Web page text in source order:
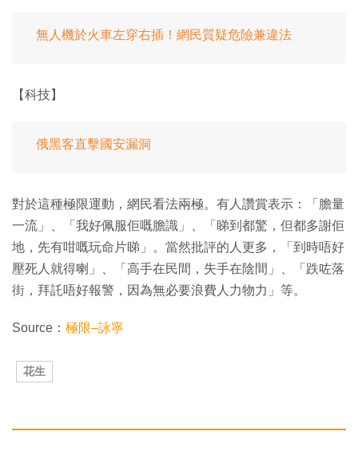
無人機於火車左穿右插！網民質疑危險兼違法
【科技】
俄黑客直擊國安漏洞
對於這種極限運動，網民看法兩極。有人讚賞表示：「膽量
一流」、「我好佩服佢嘅膽識」、「睇到都驚，但都多謝佢
地，先有咁嘅玩命片睇」。當然批評的人更多，「到時唔好
壓死人就得喇」、「高手在民間，失手在陰間」、「跌咗落
街，拜託唔好報警，因為無必要浪費人力物力」等。
Source： 極限–詠寧
花生